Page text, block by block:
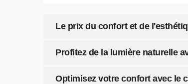
Le prix du confort et de
Profitez de la lumière naturelle
Optimisez votre confort avec le